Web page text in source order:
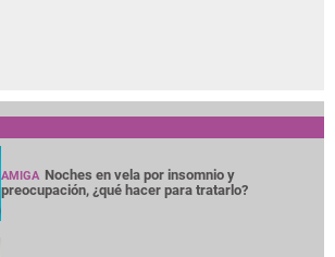
AMIGA Noches en vela por insomnio y
preocupación, ¿qué hacer para tratarlo?